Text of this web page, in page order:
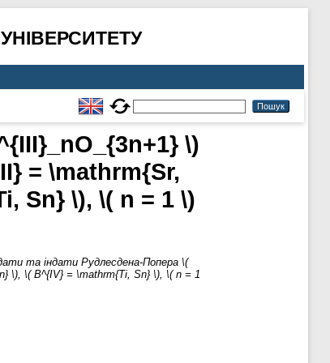
\)
= \mathrm{Sr,
Sn} \), \( n = 1 \)
та індати Рудлесдена-Попера \(
\), \( B^{IV} = \mathrm{Ti, Sn} \), \( n = 1